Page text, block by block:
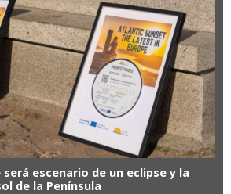
escenario de un eclipse y la
de la Península